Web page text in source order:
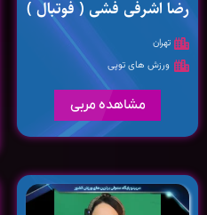
رضا اشرفی فشی ( فوتبال )
تهران
ورزش های توپی
مشاهده مربی